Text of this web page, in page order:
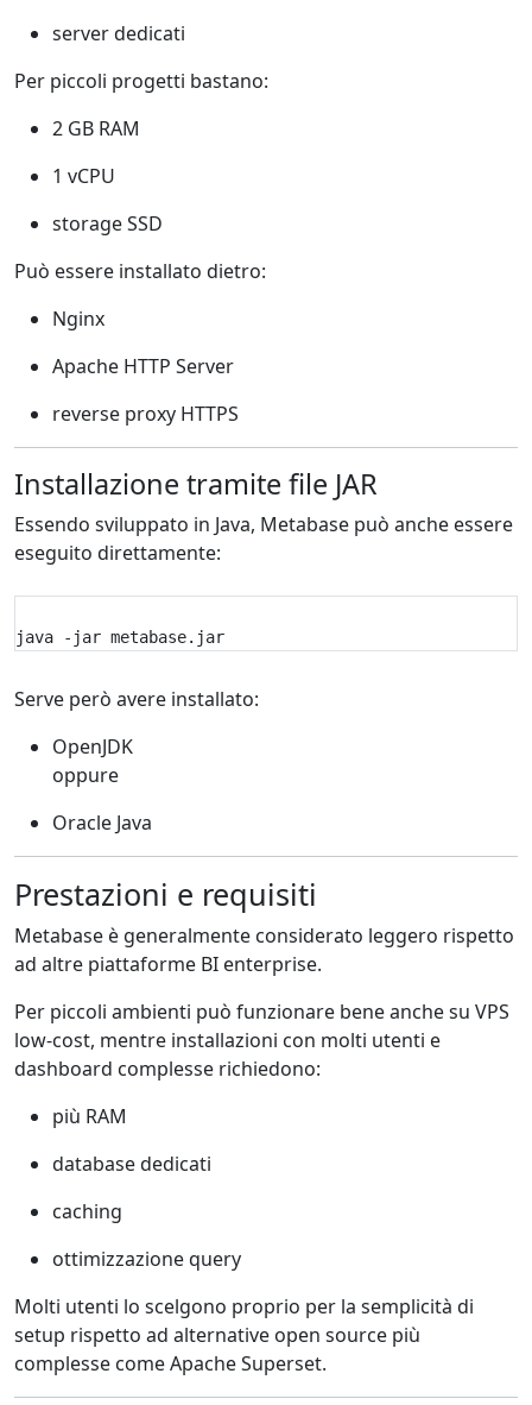
server dedicati
Per piccoli progetti bastano:
2 GB RAM
1 vCPU
storage SSD
Può essere installato dietro:
Nginx
Apache HTTP Server
reverse proxy HTTPS
Installazione tramite file JAR
Essendo sviluppato in Java, Metabase può anche essere
eseguito direttamente:
java -jar metabase.jar
Serve però avere installato:
OpenJDK
oppure
Oracle Java
Prestazioni e requisiti
Metabase è generalmente considerato leggero rispetto
ad altre piattaforme BI enterprise.
Per piccoli ambienti può funzionare bene anche su VPS
low-cost, mentre installazioni con molti utenti e
dashboard complesse richiedono:
più RAM
database dedicati
caching
ottimizzazione query
Molti utenti lo scelgono proprio per la semplicità di
setup rispetto ad alternative open source più
complesse comeApache Superset.